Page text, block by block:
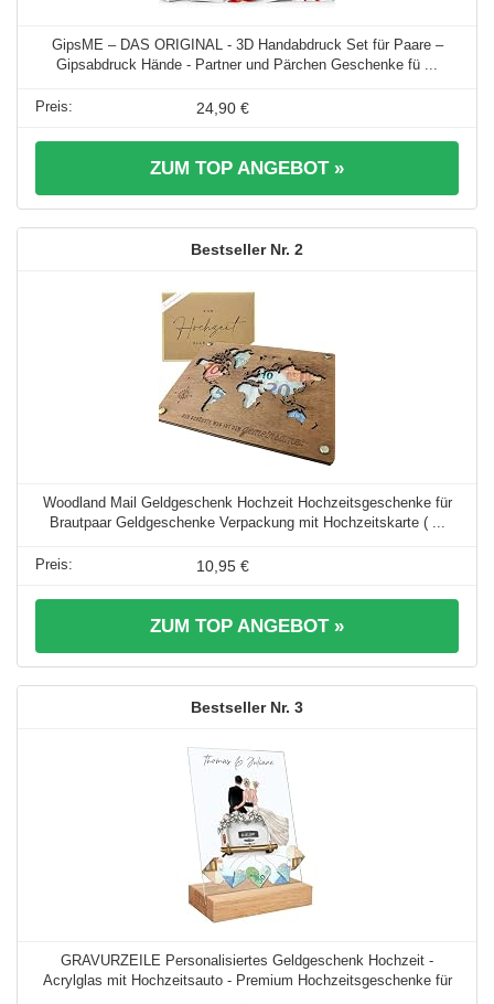
GipsME – DAS ORIGINAL - 3D Handabdruck Set für Paare –
Gipsabdruck Hände - Partner und Pärchen Geschenke fü ...
24,90 €
ZUM TOP ANGEBOT »
2
Woodland Mail Geldgeschenk Hochzeit Hochzeitsgeschenke für
Brautpaar Geldgeschenke Verpackung mit Hochzeitskarte ( ...
10,95 €
ZUM TOP ANGEBOT »
3
GRAVURZEILE Personalisiertes Geldgeschenk Hochzeit -
Acrylglas mit Hochzeitsauto - Premium Hochzeitsgeschenke für